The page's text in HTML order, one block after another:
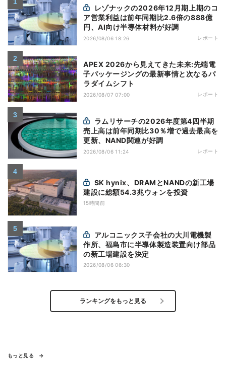
ア営業利益は前年同期比2.6倍の888億
円、AI向け半導体材料が好調
2026/08/06 18:26 レポート
APEX 2026から見えてきた未来:先端電
子パッケージングの最新事情と次なるパ
ラダイムシフト
2026/08/07 07:00 レポート
売上高は前年同期比30％増で過去最高を
更新、NAND関連が好調
2026/08/06 11:24 レポート
建設に総額54.3兆ウォンを投資
15時間前
作所、福島市に半導体製造装置向け部品
の新工場建設を決定
2026/08/06 06:30
ランキングをもっと見る
もっと見る